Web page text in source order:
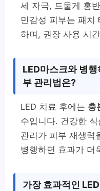
세 자극, 드물게 홍
민감성 피부는 패치
하며, 권장 사용 시
LED마스크와 병
부 관리법은?
LED 치료 후에는 충
수입니다. 건강한
관리가 피부 재생력
병행하면 효과가 더
가장 효과적인